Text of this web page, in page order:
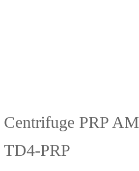
Centrifuge PRP
TD4-PRP